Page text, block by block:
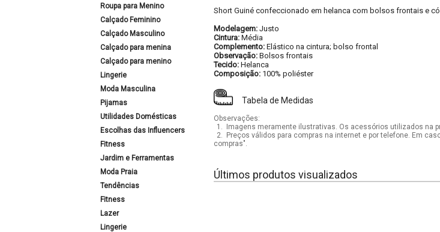
Roupa para Menino
Calçado Feminino
Calçado Masculino
Calçado para menina
Calçado para menino
Lingerie
Moda Masculina
Pijamas
Utilidades Domésticas
Escolhas das Influencers
Fitness
Jardim e Ferramentas
Moda Praia
Tendências
Fitness
Lazer
Lingerie
Short Guiné confeccionado em helanca com bolsos frontais e
Modelagem: Justo
Cintura: Média
Complemento: Elástico na cintura; bolso frontal
Observação: Bolsos frontais
Tecido: Helanca
Composição: 100% poliéster
Tabela de Medidas
Observações:
1.
Imagens meramente ilustrativas. Os acessórios utilizados na
2.
Preços válidos para compras na internet e por telefone. Em
compras".
Últimos produtos visualizados